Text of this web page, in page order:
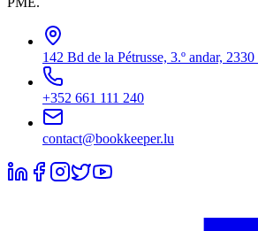
142 Bd de la Pétrusse, 3.º andar,
+352 661 111 240
contact@bookkeeper.lu